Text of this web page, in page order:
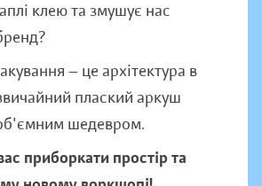
клею та змушує нас
— це архітектура в
плаский аркуш
шедевром.
приборкати простір та